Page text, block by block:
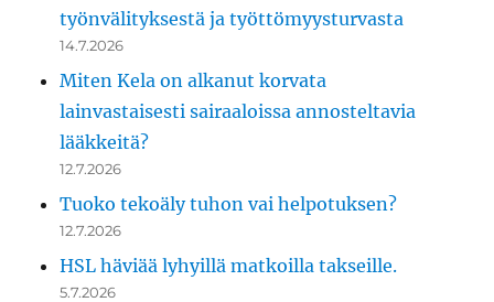
työnvälityksestä ja työttömyysturvasta
14.7.2026
Miten Kela on alkanut korvata
lainvastaisesti sairaaloissa annosteltavia
lääkkeitä?
12.7.2026
Tuoko tekoäly tuhon vai helpotuksen?
12.7.2026
HSL häviää lyhyillä matkoilla takseille.
5.7.2026